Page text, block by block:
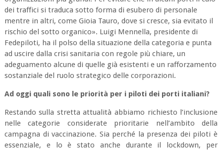
dei traffici si traduca sotto forma di esubero di personale
mentre in altri, come Gioia Tauro, dove si cresce, sia evitato il
rischio del sotto organico». Luigi Mennella, presidente di
Fedepiloti, ha il polso della situazione della categoria e punta
ad uscire dalla crisi sanitaria con regole più chiare, un
adeguamento alcune di quelle già esistenti e un rafforzamento
sostanziale del ruolo strategico delle corporazioni.
Ad oggi quali sono le priorità per i piloti dei porti italiani?
Restando sulla stretta attualità abbiamo richiesto l’inclusione
nelle categorie considerate prioritarie nell’ambito della
campagna di vaccinazione. Sia perché la presenza dei piloti è
essenziale, e lo è stato anche durante il lockdown, per